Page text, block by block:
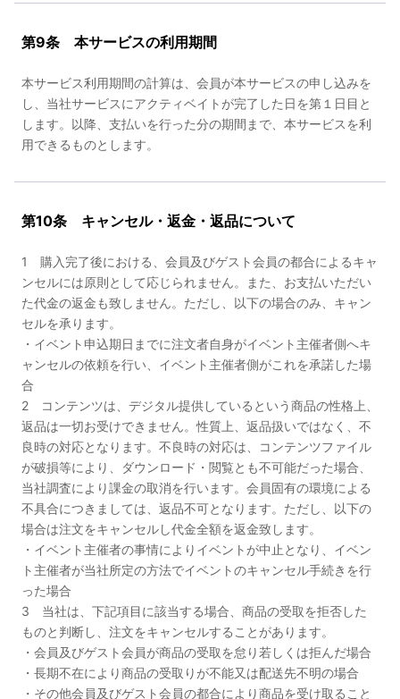
第9条 本サービスの利用期間
本サービス利用期間の計算は、会員が本サービスの申し込みを
し、当社サービスにアクティベイトが完了した日を第１日目と
します。以降、支払いを行った分の期間まで、本サービスを利
用できるものとします。
第10条 キャンセル・返金・返品について
1 購入完了後における、会員及びゲスト会員の都合によるキャ
ンセルには原則として応じられません。また、お支払いただい
た代金の返金も致しません。ただし、以下の場合のみ、キャン
セルを承ります。
・イベント申込期日までに注文者自身がイベント主催者側へキ
ャンセルの依頼を行い、イベント主催者側がこれを承諾した場
合
2 コンテンツは、デジタル提供しているという商品の性格上、
返品は一切お受けできません。性質上、返品扱いではなく、不
良時の対応となります。不良時の対応は、コンテンツファイル
が破損等により、ダウンロード・閲覧とも不可能だった場合、
当社調査により課金の取消を行います。会員固有の環境による
不具合につきましては、返品不可となります。ただし、以下の
場合は注文をキャンセルし代金全額を返金致します。
・イベント主催者の事情によりイベントが中止となり、イベン
ト主催者が当社所定の方法でイベントのキャンセル手続きを行
った場合
3 当社は、下記項目に該当する場合、商品の受取を拒否した
ものと判断し、注文をキャンセルすることがあります。
・会員及びゲスト会員が商品の受取を怠り若しくは拒んだ場合
・長期不在により商品の受取りが不能又は配送先不明の場合
・その他会員及びゲスト会員の都合により商品を受け取ること